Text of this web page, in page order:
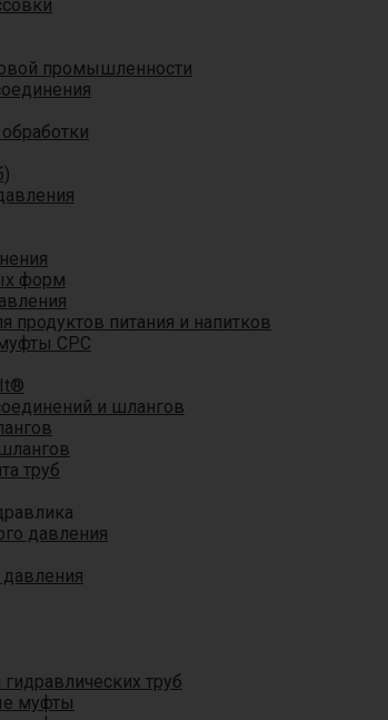
промышленности
форм
питания и напитков
CPC
и шлангов
труб
давления
труб
муфты